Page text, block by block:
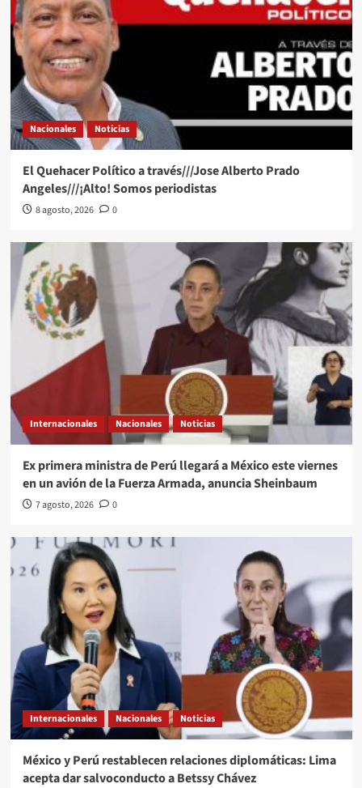
Nacionales Noticias
El Quehacer Político a través///Jose Alberto Prado
Angeles///¡Alto! Somos periodistas
8 agosto, 2026 0
Internacionales Nacionales Noticias
Ex primera ministra de Perú llegará a México este viernes
en un avión de la Fuerza Armada, anuncia Sheinbaum
7 agosto, 2026 0
Internacionales Nacionales Noticias
México y Perú restablecen relaciones diplomáticas: Lima
acepta dar salvoconducto a Betssy Chávez